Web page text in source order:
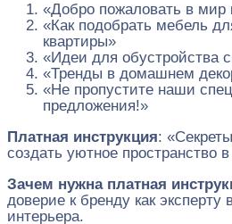
«Добро пожаловать в мир
«Как подобрать мебель
квартиры»
«Идеи для обустройства
«Тренды в домашнем
«Не пропустите наши
предложения!»
Платная инструкция:
создать уютное пространство
Зачем нужна платная
доверие к бренду как
интерьера.